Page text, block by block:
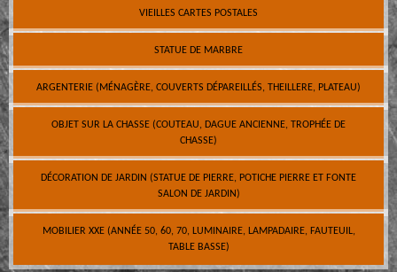
VIEILLES CARTES POSTALES
STATUE DE MARBRE
ARGENTERIE (MÉNAGÈRE, COUVERTS DÉPAREILLÉS, THEILLERE, PLATEAU)
OBJET SUR LA CHASSE (COUTEAU, DAGUE ANCIENNE, TROPHÉE DE
CHASSE)
DÉCORATION DE JARDIN (STATUE DE PIERRE, POTICHE PIERRE ET FONTE
SALON DE JARDIN)
MOBILIER XXE (ANNÉE 50, 60, 70, LUMINAIRE, LAMPADAIRE, FAUTEUIL,
TABLE BASSE)